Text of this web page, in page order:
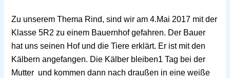
Zu unserem Thema Rind, sind wir am 4.Mai 2017 mit der
Klasse 5R2 zu einem Bauernhof gefahren. Der Bauer
hat uns seinen Hof und die Tiere erklärt. Er ist mit den
Kälbern angefangen. Die Kälber bleiben1 Tag bei der
Mutter und kommen dann nach draußen in eine weiße